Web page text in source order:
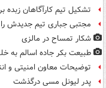
تشکیل تیم کارآگاهان زبده
مجتبی جباری تیم جدیدش را
شکار تمساح در مالزی
طبیعت بکر جاده اسالم به
توضیحات معاون امنیتی و
پدر لیونل مسی درگذشت